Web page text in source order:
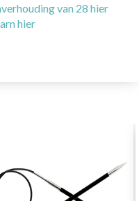
van 28 hier
hier